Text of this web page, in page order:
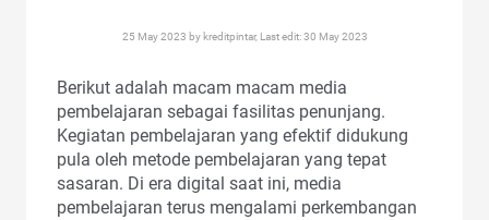
25 May 2023 by kreditpintar, Last edit: 30 May 2023
Berikut adalah macam macam media
pembelajaran sebagai fasilitas penunjang.
Kegiatan pembelajaran yang efektif didukung
pula oleh metode pembelajaran yang tepat
sasaran. Di era digital saat ini, media
pembelajaran terus mengalami perkembangan